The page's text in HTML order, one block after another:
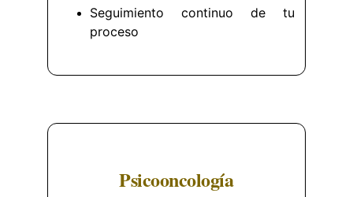
Psicooncología
Seguimiento continuo de tu
proceso